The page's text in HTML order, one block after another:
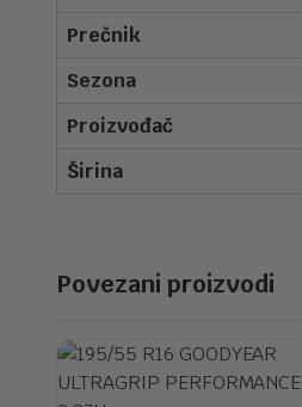
Prečnik
Sezona
Proizvođač
Širina
Povezani proizvodi